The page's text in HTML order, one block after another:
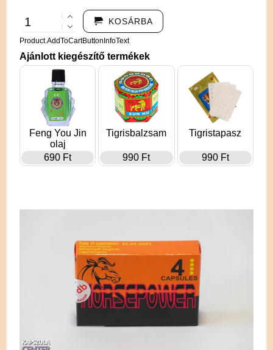
KOSÁRBA
Product.AddToCartButtonInfoText
Ajánlott kiegészítő termékek
Feng You Jin
olaj
690 Ft
Tigrisbalzsam
990 Ft
Tigristapasz
990 Ft